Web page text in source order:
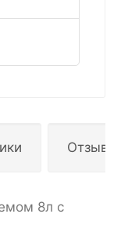
8л с